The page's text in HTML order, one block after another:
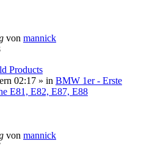
von mannick
Products
02:17 » in BMW 1er - Erste
E81, E82, E87, E88
von mannick